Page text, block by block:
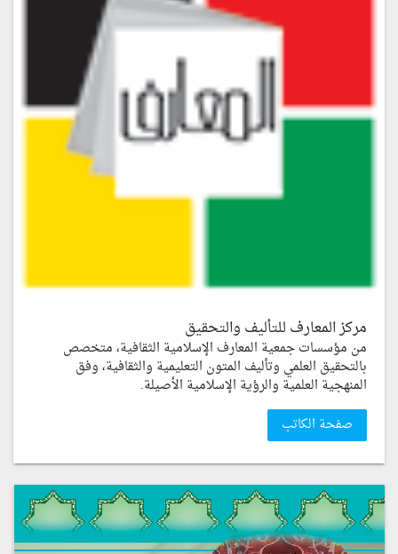
مركز المعارف للتأليف والتحقيق
من مؤسسات جمعية المعارف الإسلامية الثقافية، متخصص
بالتحقيق العلمي وتأليف المتون التعليمية والثقافية، وفق
المنهجية العلمية والرؤية الإسلامية الأصيلة.
صفحة الكاتب